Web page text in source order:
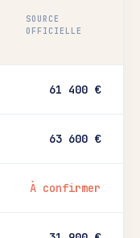
SOURCE
OFFICIELLE
61 400 €
63 600 €
À confirmer